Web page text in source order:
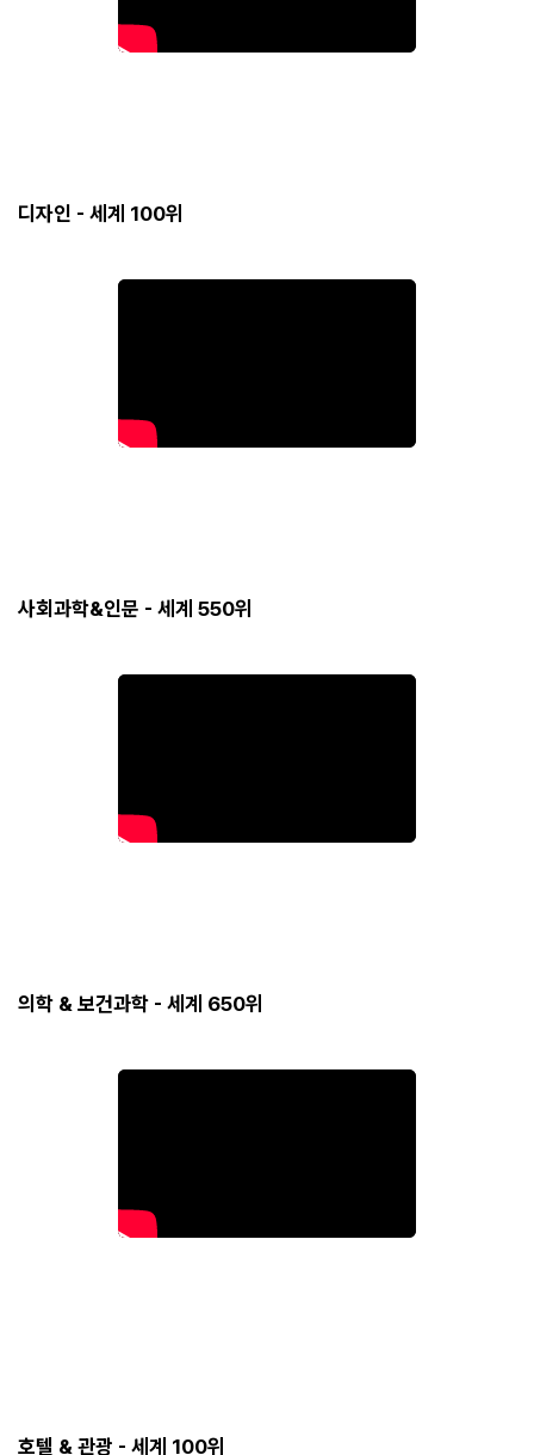
디자인 - 세계 100위
사회과학&인문 - 세계 550위
의학 & 보건과학 - 세계 650위
호텔 & 관광 - 세계 100위